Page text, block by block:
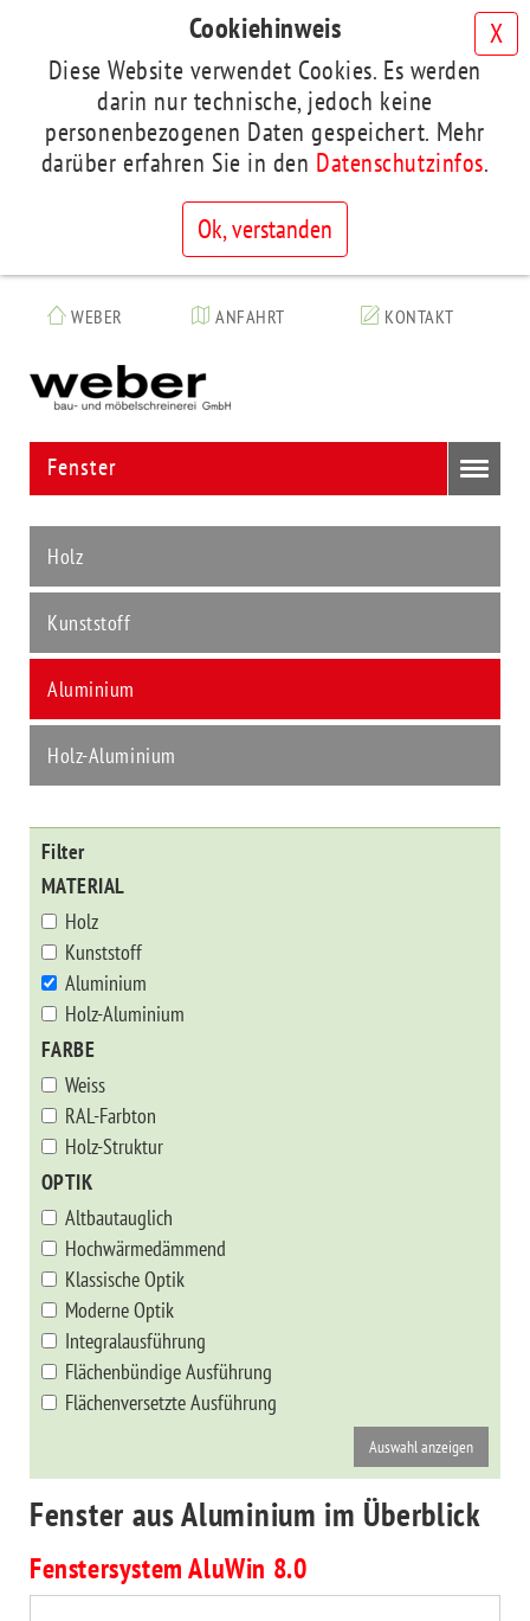
Cookiehinweis
Diese Website verwendet Cookies. Es werden
darin nur technische, jedoch keine
personenbezogenen Daten gespeichert. Mehr
darüber erfahren Sie in den Datenschutzinfos.
Ok, verstanden
X
content
WEBER ANFAHRT KONTAKT
Siegmar
Weber
Fenster
Holz
Kunststoff
Aluminium
Holz-Aluminium
Filter
MATERIAL
Holz
Kunststoff
Aluminium
Holz-Aluminium
FARBE
Weiss
RAL-Farbton
Holz-Struktur
OPTIK
Altbautauglich
Hochwärmedämmend
Klassische Optik
Moderne Optik
Integralausführung
Flächenbündige Ausführung
Flächenversetzte Ausführung
Fenster aus Aluminium im Überblick
Fenstersystem AluWin 8.0